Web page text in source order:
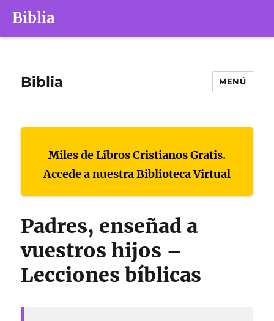
Biblia
Biblia MENÚ
Miles de Libros Cristianos Gratis.
Accede a nuestra Biblioteca Virtual
Padres, enseñad a
vuestros hijos –
Lecciones bíblicas